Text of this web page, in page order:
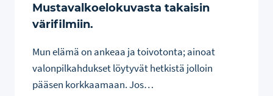
Mustavalkoelokuvasta takaisin
värifilmiin.
Mun elämä on ankeaa ja toivotonta; ainoat
valonpilkahdukset löytyvät hetkistä jolloin
pääsen korkkaamaan. Jos…